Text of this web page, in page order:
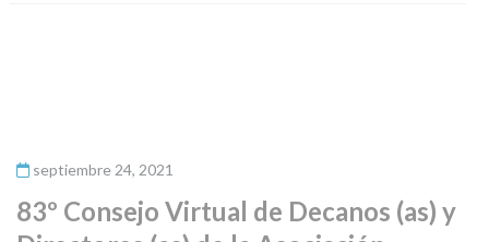
septiembre 24, 2021
83º Consejo Virtual de Decanos (as) y